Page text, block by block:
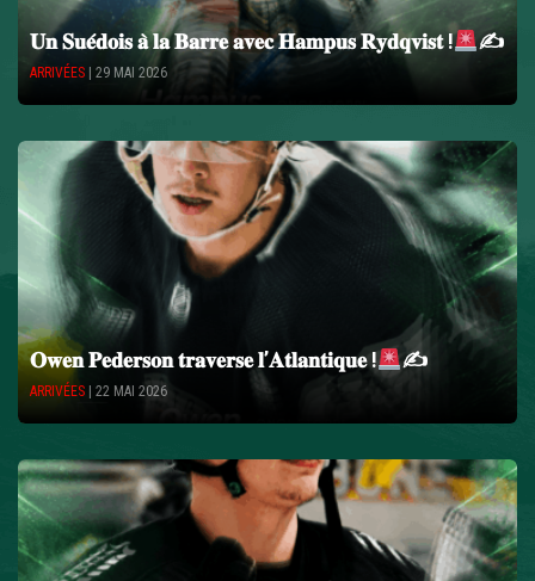
𝐔𝐧 𝐒𝐮𝐞́𝐝𝐨𝐢𝐬 𝐚̀ 𝐥𝐚 𝐁𝐚𝐫𝐫𝐞 𝐚𝐯𝐞𝐜 𝐇𝐚𝐦𝐩𝐮𝐬 𝐑𝐲𝐝𝐪𝐯𝐢𝐬𝐭 ! ✍
ARRIVÉES | 29 MAI 2026
𝐎𝐰𝐞𝐧 𝐏𝐞𝐝𝐞𝐫𝐬𝐨𝐧 𝐭𝐫𝐚𝐯𝐞𝐫𝐬𝐞 𝐥’𝐀𝐭𝐥𝐚𝐧𝐭𝐢𝐪𝐮𝐞 ! ✍
ARRIVÉES | 22 MAI 2026